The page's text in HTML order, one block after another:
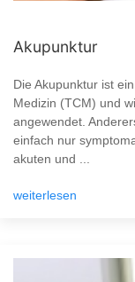
Akupunktur
Die Akupunktur ist
Medizin (TCM) und
angewendet.
einfach nur
akuten und ...
weiterlesen